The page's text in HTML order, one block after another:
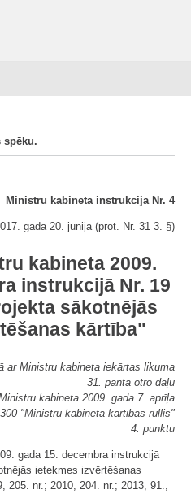
spēku.
Ministru kabineta instrukcija Nr. 4
gada 20. jūnijā (prot. Nr. 31 3. §)
kabineta 2009.
instrukcijā Nr. 19
sākotnējās
kārtība"
ar Ministru kabineta iekārtas likuma
31. panta otro daļu
kabineta 2009. gada 7. aprīļa
"Ministru kabineta kārtības rullis"
4. punktu
gada 15. decembra instrukcijā
ietekmes izvērtēšanas
205. nr.; 2010, 204. nr.; 2013, 91.,